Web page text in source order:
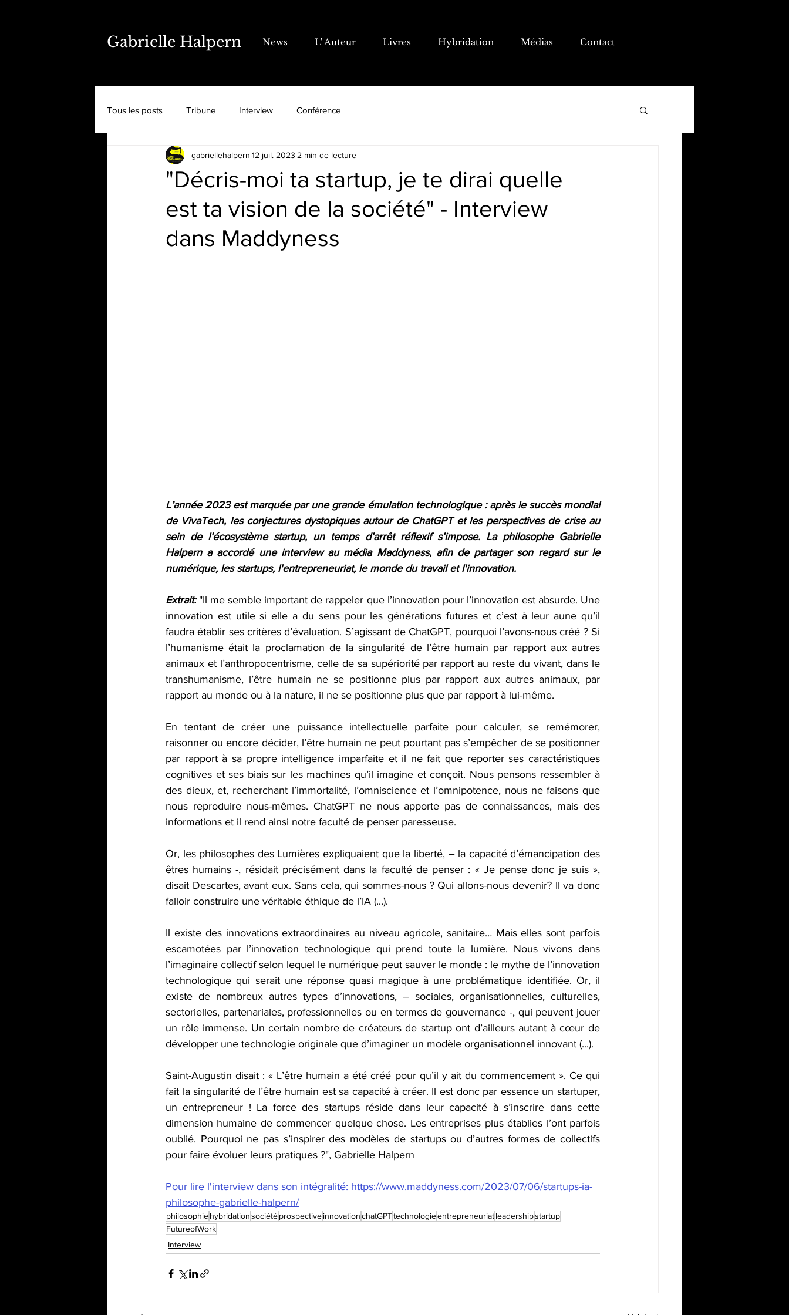
Gabrielle Halpern News L' Auteur Livres Hybridation Médias Contact
Tous les posts Tribune Interview Conférence
"Décris-moi ta startup, je te dirai quelle
est ta vision de la société" - Interview
dans Maddyness
gabriellehalpern 12 juil. 2023 2 min de lecture
L’année 2023 est marquée par une grande émulation technologique : après le succès mondial
de VivaTech, les conjectures dystopiques autour de ChatGPT et les perspectives de crise au
sein de l’écosystème startup, un temps d’arrêt réflexif s’impose. La philosophe Gabrielle
Halpern a accordé une interview au média Maddyness, afin de partager son regard sur le
numérique, les startups, l'entrepreneuriat, le monde du travail et l'innovation.
Extrait: "Il me semble important de rappeler que l’innovation pour l’innovation est absurde. Une
innovation est utile si elle a du sens pour les générations futures et c’est à leur aune qu’il
faudra établir ses critères d’évaluation. S’agissant de ChatGPT, pourquoi l’avons-nous créé ? Si
l’humanisme était la proclamation de la singularité de l’être humain par rapport aux autres
animaux et l’anthropocentrisme, celle de sa supériorité par rapport au reste du vivant, dans le
transhumanisme, l’être humain ne se positionne plus par rapport aux autres animaux, par
rapport au monde ou à la nature, il ne se positionne plus que par rapport à lui-même.
En tentant de créer une puissance intellectuelle parfaite pour calculer, se remémorer,
raisonner ou encore décider, l’être humain ne peut pourtant pas s’empêcher de se positionner
par rapport à sa propre intelligence imparfaite et il ne fait que reporter ses caractéristiques
cognitives et ses biais sur les machines qu’il imagine et conçoit. Nous pensons ressembler à
des dieux, et, recherchant l’immortalité, l’omniscience et l’omnipotence, nous ne faisons que
nous reproduire nous-mêmes. ChatGPT ne nous apporte pas de connaissances, mais des
informations et il rend ainsi notre faculté de penser paresseuse.
Or, les philosophes des Lumières expliquaient que la liberté, – la capacité d’émancipation des
êtres humains -, résidait précisément dans la faculté de penser : « Je pense donc je suis »,
disait Descartes, avant eux. Sans cela, qui sommes-nous ? Qui allons-nous devenir? Il va donc
falloir construire une véritable éthique de l’IA (...).
Il existe des innovations extraordinaires au niveau agricole, sanitaire… Mais elles sont parfois
escamotées par l’innovation technologique qui prend toute la lumière. Nous vivons dans
l’imaginaire collectif selon lequel le numérique peut sauver le monde : le mythe de l’innovation
technologique qui serait une réponse quasi magique à une problématique identifiée. Or, il
existe de nombreux autres types d’innovations, – sociales, organisationnelles, culturelles,
sectorielles, partenariales, professionnelles ou en termes de gouvernance -, qui peuvent jouer
un rôle immense. Un certain nombre de créateurs de startup ont d’ailleurs autant à cœur de
développer une technologie originale que d’imaginer un modèle organisationnel innovant (...).
Saint-Augustin disait : « L’être humain a été créé pour qu’il y ait du commencement ». Ce qui
fait la singularité de l’être humain est sa capacité à créer. Il est donc par essence un startuper,
un entrepreneur ! La force des startups réside dans leur capacité à s’inscrire dans cette
dimension humaine de commencer quelque chose. Les entreprises plus établies l’ont parfois
oublié. Pourquoi ne pas s’inspirer des modèles de startups ou d’autres formes de collectifs
pour faire évoluer leurs pratiques ?", Gabrielle Halpern
Pour lire l'interview dans son intégralité: https://www.maddyness.com/2023/07/06/startups-ia-
philosophe-gabrielle-halpern/
philosophiehybridationsociétéprospectiveinnovationchatGPTtechnologieentrepreneuriatleadershipstartup
FutureofWork
Interview